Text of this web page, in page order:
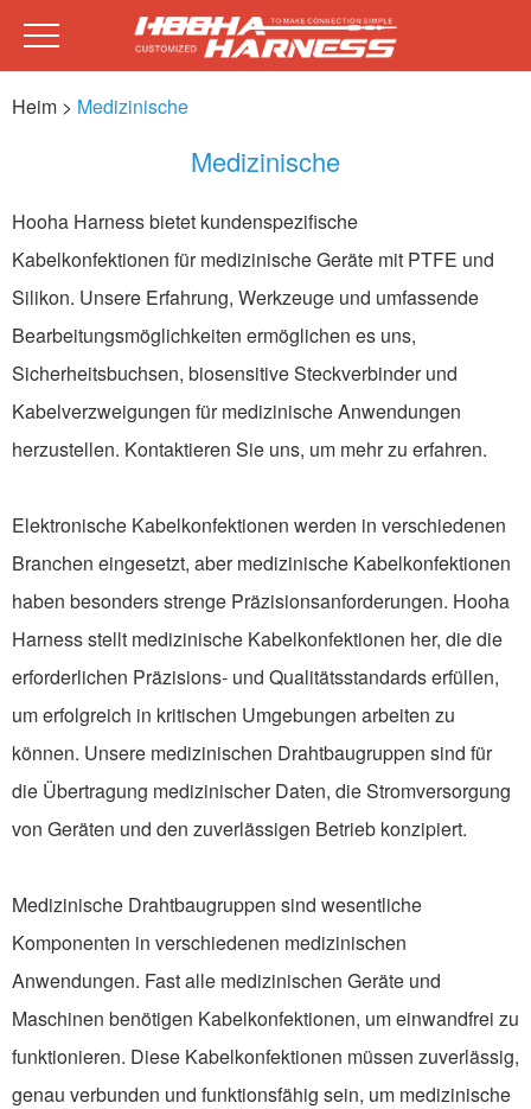
Heim > Medizinische
Medizinische
Hooha Harness bietet kundenspezifische
Kabelkonfektionen für medizinische Geräte mit PTFE und
Silikon. Unsere Erfahrung, Werkzeuge und umfassende
Bearbeitungsmöglichkeiten ermöglichen es uns,
Sicherheitsbuchsen, biosensitive Steckverbinder und
Kabelverzweigungen für medizinische Anwendungen
herzustellen. Kontaktieren Sie uns, um mehr zu erfahren.
Elektronische Kabelkonfektionen werden in verschiedenen
Branchen eingesetzt, aber medizinische Kabelkonfektionen
haben besonders strenge Präzisionsanforderungen. Hooha
Harness stellt medizinische Kabelkonfektionen her, die die
erforderlichen Präzisions- und Qualitätsstandards erfüllen,
um erfolgreich in kritischen Umgebungen arbeiten zu
können. Unsere medizinischen Drahtbaugruppen sind für
die Übertragung medizinischer Daten, die Stromversorgung
von Geräten und den zuverlässigen Betrieb konzipiert.
Medizinische Drahtbaugruppen sind wesentliche
Komponenten in verschiedenen medizinischen
Anwendungen. Fast alle medizinischen Geräte und
Maschinen benötigen Kabelkonfektionen, um einwandfrei zu
funktionieren. Diese Kabelkonfektionen müssen zuverlässig,
genau verbunden und funktionsfähig sein, um medizinische